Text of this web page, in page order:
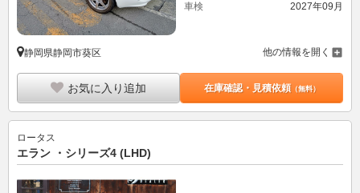
車検
2027年09月
静岡県静岡市葵区 他の情報を開く
お気に入り追加 在庫確認・見積依頼（無料）
ロータス
エラン ・シリーズ4 (LHD)